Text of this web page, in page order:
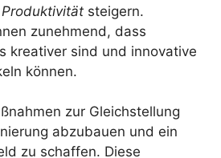
Produktivität steigern.
zunehmend, dass
kreativer sind und innovative
können.
zur Gleichstellung
abzubauen und ein
zu schaffen. Diese